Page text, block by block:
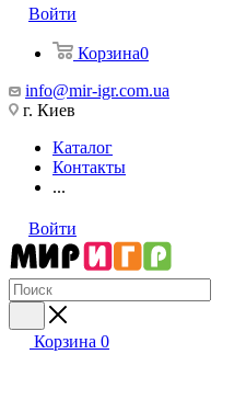
Войти
Корзина0
info@mir-igr.com.ua
г. Киев
Каталог
Контакты
...
Войти
Корзина 0